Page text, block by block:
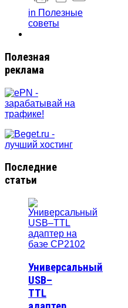
in Полезные
советы
Полезная
реклама
Последние
статьи
Универсальный
USB–
TTL